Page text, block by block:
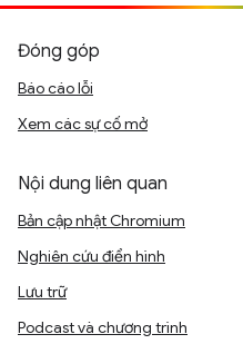
Đóng góp
Báo cáo lỗi
Xem các sự cố mở
Nội dung liên quan
Bản cập nhật Chromium
Nghiên cứu điển hình
Lưu trữ
Podcast và chương trình